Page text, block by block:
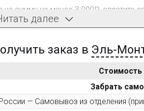
на сумму не менее 3 000₽, оплатите
сумма Ваших заказов превысит
- 10%
далее
заказ в Эль-
Стоимость
Забрать
— Самовывоз из отделения